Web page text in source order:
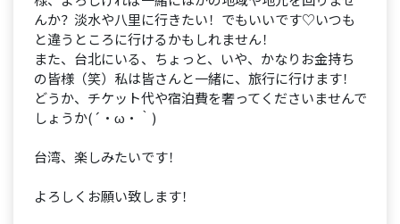
んか？淡水や八里に行きたい！でもいいです♡いつも
と違うところに行けるかもしれません！
また、台北にいる、ちょっと、いや、かなりお金持ち
の皆様（笑）私は皆さんと一緒に、旅行に行けます！
どうか、チケット代や宿泊費を奢ってくださいませんで
しょうか(´・ω・｀)
台湾、楽しみたいです！
よろしくお願い致します！